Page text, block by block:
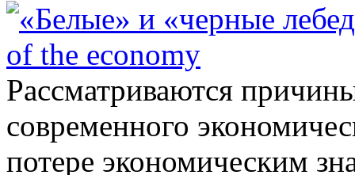
«Белые» и «черные
of the economy
Рассматриваются
современного
потере экономическим